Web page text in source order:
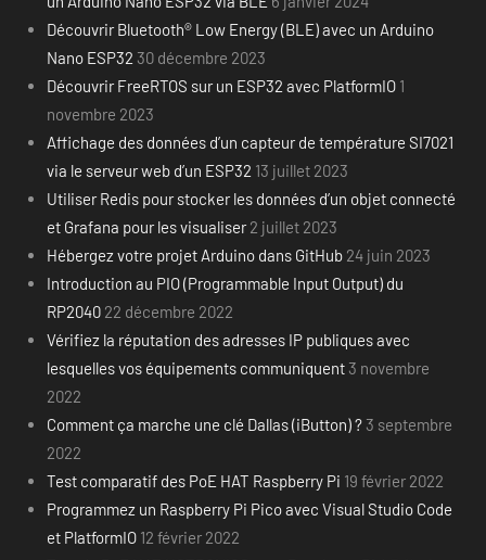
Découvrir Bluetooth® Low Energy (BLE) avec un Arduino
Nano ESP32 30 décembre 2023
Découvrir FreeRTOS sur un ESP32 avec PlatformIO 1
novembre 2023
Affichage des données d’un capteur de température SI7021
via le serveur web d’un ESP32 13 juillet 2023
Utiliser Redis pour stocker les données d’un objet connecté
et Grafana pour les visualiser 2 juillet 2023
Hébergez votre projet Arduino dans GitHub 24 juin 2023
Introduction au PIO (Programmable Input Output) du
RP2040 22 décembre 2022
Vérifiez la réputation des adresses IP publiques avec
lesquelles vos équipements communiquent 3 novembre
2022
Comment ça marche une clé Dallas (iButton) ? 3 septembre
2022
Test comparatif des PoE HAT Raspberry Pi 19 février 2022
Programmez un Raspberry Pi Pico avec Visual Studio Code
et PlatformIO 12 février 2022